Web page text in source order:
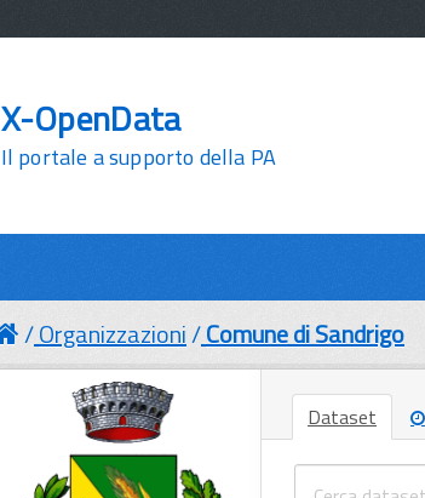
X-OpenData
Il portale a supporto della PA
Organizzazioni Comune di Sandrigo
Dataset